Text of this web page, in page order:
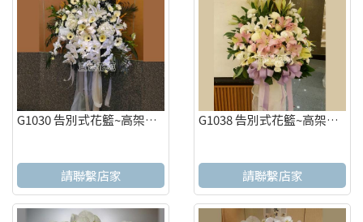
G1030 告別式花籃~高架花籃 追思高架花籃
請聯繫店家
G1038 告別式花籃~高架花籃 追思高架花籃
請聯繫店家